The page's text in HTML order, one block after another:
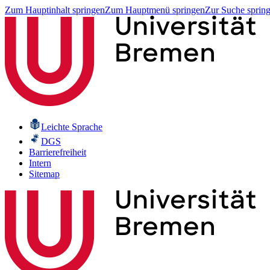
Zum Hauptinhalt springenZum Hauptmenü springenZur Suche
Leichte Sprache
DGS
Barrierefreiheit
Intern
Sitemap